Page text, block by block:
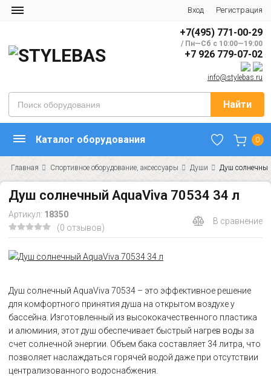
Вход Регистрация
+7(495) 771-00-29
/ Пн—Сб с 10:00—19:00
+7 926 779-07-02
info@stylebas.ru
Найти
0
Каталог оборудования
Главная Спортивное оборудование, аксессуары Души Душ
Душ солнечный AquaViva 70534 34 л
Артикул: 18350
(0 отзывов)
В сравнение
Душ солнечный AquaViva 70534 – это эффективное решение
для комфортного принятия душа на открытом воздухе у
бассейна. Изготовленный из высококачественного пластика
и алюминия, этот душ обеспечивает быстрый нагрев воды за
счет солнечной энергии. Объем бака составляет 34 литра, что
позволяет наслаждаться горячей водой даже при отсутствии
централизованного водоснабжения.